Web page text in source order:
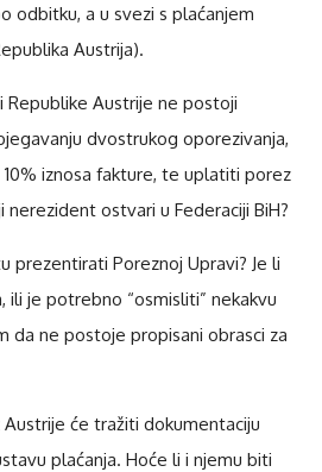
odbitku, a u svezi s plaćanjem
Austrija).
Republike Austrije ne postoji
dvostrukog oporezivanja,
iznosa fakture, te uplatiti porez
ostvari u Federaciji BiH?
prezentirati Poreznoj Upravi? Je li
ili je potrebno “osmisliti” nekakvu
da ne postoje propisani obrasci za
Austrije će tražiti dokumentaciju
plaćanja. Hoće li i njemu biti